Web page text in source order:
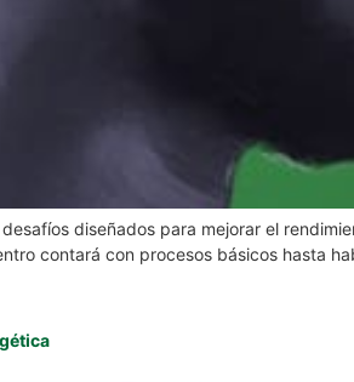
diseñados para mejorar el
contará con procesos básicos hasta